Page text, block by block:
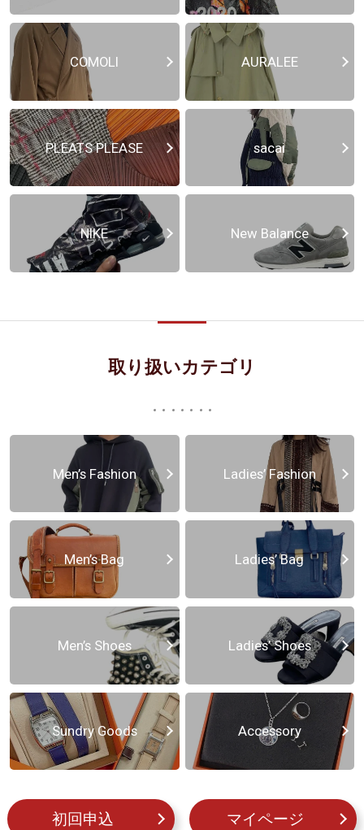
COMOLI AURALEE
PLEATS PLEASE sacai
NIKE New Balance
取り扱いカテゴリ
Men’s Fashion Ladies’ Fashion
Men’s Bag Ladies’ Bag
Men’s Shoes Ladies’ Shoes
Sundry Goods Accessory
初回申込 マイページ